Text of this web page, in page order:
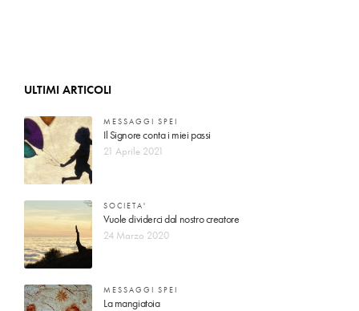
ULTIMI ARTICOLI
MESSAGGI SPEI
Il Signore conta i miei passi
21 Aprile 2021
SOCIETA'
Vuole dividerci dal nostro creatore
24 Marzo 2020
MESSAGGI SPEI
La mangiatoia